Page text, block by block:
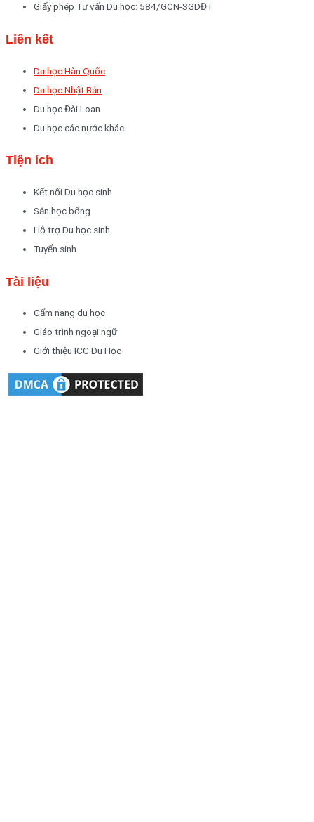
Giấy phép Tư vấn Du học: 584/GCN-SGDĐT
Liên kết
Du học Hàn Quốc
Du học Nhật Bản
Du học Đài Loan
Du học các nước khác
Tiện ích
Kết nối Du học sinh
Săn học bổng
Hỗ trợ Du học sinh
Tuyển sinh
Tài liệu
Cẩm nang du học
Giáo trình ngoại ngữ
Giới thiệu ICC Du Học